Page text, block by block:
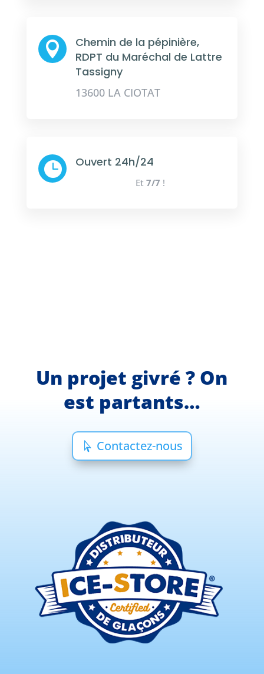

Chemin de la pépinière,
RDPT du Maréchal de Lattre
Tassigny
13600 LA CIOTAT
 Ouvert 24h/24
Et7/7 !
Un projet givré ? On
est partants…
Contactez-nous